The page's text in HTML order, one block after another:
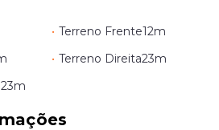
• Terreno Frente12m
• Terreno Direita23m
23m